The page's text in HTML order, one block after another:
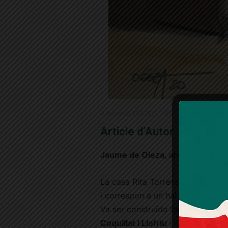
Article d’Autor
Jaume de Oleza, arquitecte
La casa Rita Torrens està situada
i correspon a un habitatge entre
Va ser construïda l’any 1914
Coquillat i Llofriu (1865-1924).